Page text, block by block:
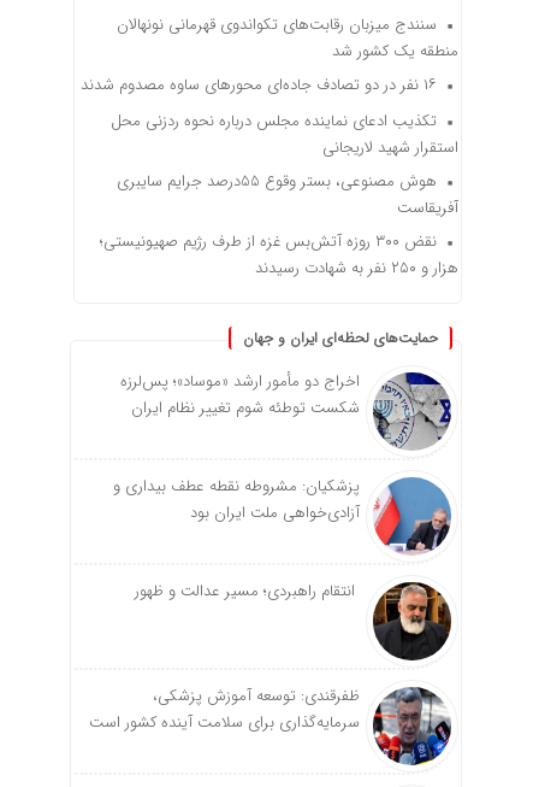
سنندج میزبان رقابت‌های تکواندوی قهرمانی نونهالان
منطقه یک کشور شد
۱۶ نفر در دو تصادف جاده‌ای محورهای ساوه مصدوم شدند
تکذیب ادعای نماینده مجلس درباره نحوه ردزنی محل
استقرار شهید لاریجانی
هوش مصنوعی، بستر وقوع 55درصد جرایم سایبری
آفریقاست
نقض ۳۰۰ روزه آتش‌بس غزه از طرف رژیم صهیونیستی؛
هزار و ۲۵۰ نفر به شهادت رسیدند
حمایت‌های لحظه‌ای ایران و جهان
اخراج دو مأمور ارشد «موساد»؛ پس‌لرزه
شکست توطئه شوم تغییر نظام ایران
پزشکیان: مشروطه نقطه عطف بیداری و
آزادی‌خواهی ملت ایران بود
انتقام راهبردی؛ مسیر عدالت و ظهور
ظفرقندی: توسعه آموزش پزشکی،
سرمایه‌گذاری برای سلامت آینده کشور است